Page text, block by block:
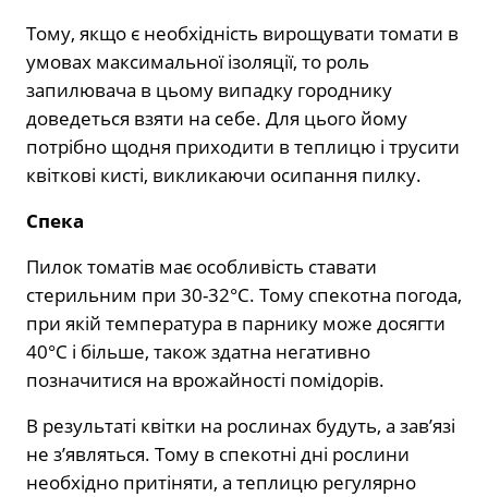
Тому, якщо є необхідність вирощувати томати в
умовах максимальної ізоляції, то роль
запилювача в цьому випадку городнику
доведеться взяти на себе. Для цього йому
потрібно щодня приходити в теплицю і трусити
квіткові кисті, викликаючи осипання пилку.
Спека
Пилок томатів має особливість ставати
стерильним при 30-32°С. Тому спекотна погода,
при якій температура в парнику може досягти
40°С і більше, також здатна негативно
позначитися на врожайності помідорів.
В результаті квітки на рослинах будуть, а зав’язі
не з’являться. Тому в спекотні дні рослини
необхідно притіняти, а теплицю регулярно